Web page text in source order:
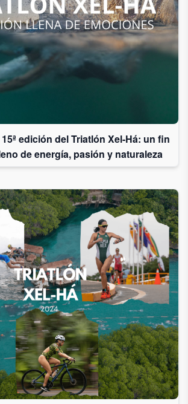
edición del Triatlón Xel-Há: un fin
de energía, pasión y naturaleza